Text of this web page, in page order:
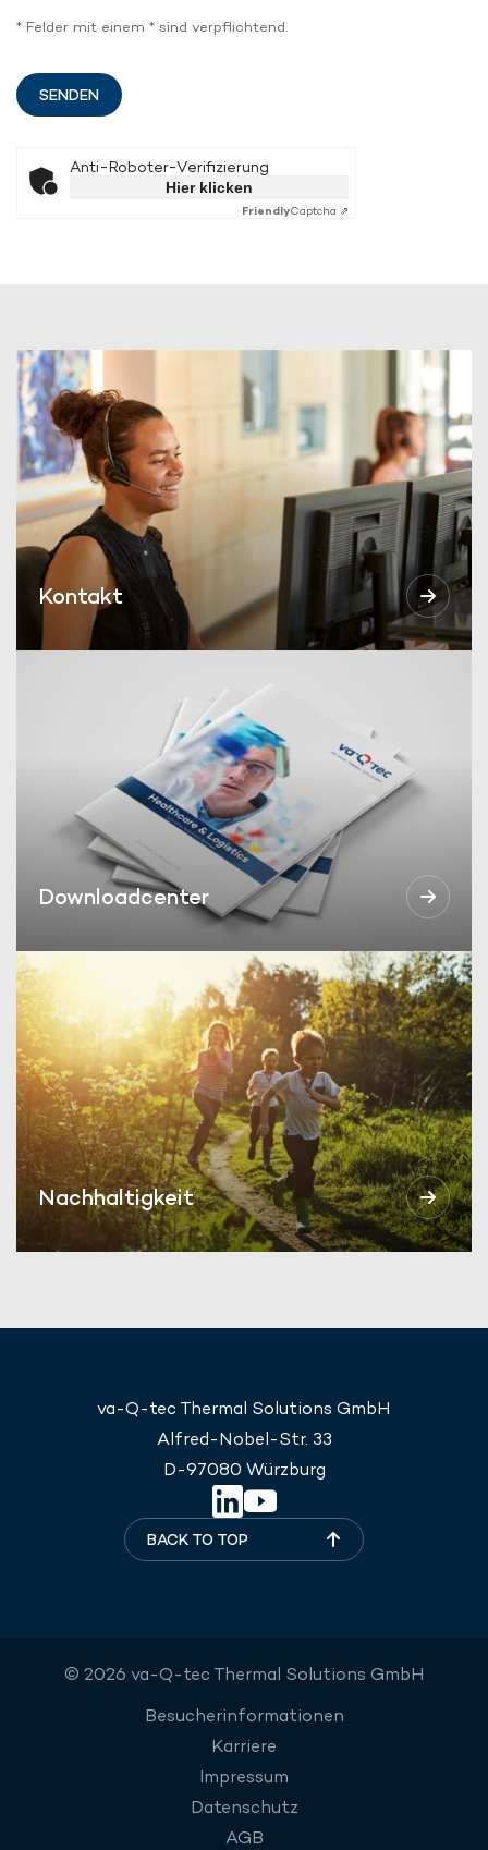
* Felder mit einem * sind verpflichtend.
Anti-Roboter-Verifizierung
Hier klicken
FriendlyCaptcha ⇗
Kontakt
Downloadcenter
Nachhaltigkeit
va-Q-tec Thermal Solutions GmbH
Alfred-Nobel-Str. 33
D-97080 Würzburg
BACK TO TOP
© 2026 va-Q-tec Thermal Solutions GmbH
Besucherinformationen
Karriere
Impressum
Datenschutz
AGB